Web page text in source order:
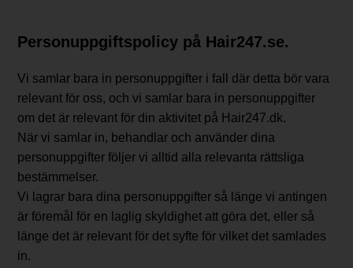
Personuppgiftspolicy på Hair247.se.
Vi samlar bara in personuppgifter i fall där detta bör vara
relevant för oss, och vi samlar bara in personuppgifter
om det är relevant för din aktivitet på Hair247.dk.
När vi samlar in, behandlar och använder dina
personuppgifter följer vi alltid alla relevanta rättsliga
bestämmelser.
Vi lagrar bara dina personuppgifter så länge vi antingen
är föremål för en laglig skyldighet att göra det, eller så
länge det är relevant för det syfte för vilket det samlades
in.